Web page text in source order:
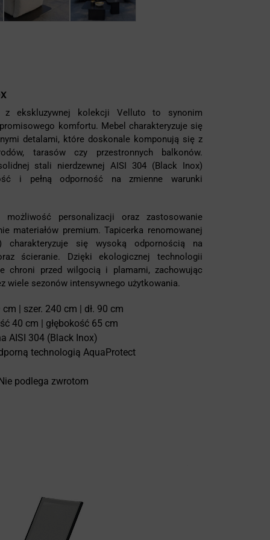
z ekskluzywnej kolekcji Velluto to synonim
komfortu. Mebel charakteryzuje się
detalami, które doskonale komponują się z
tarasów czy przestronnych balkonów.
stali nierdzewnej AISI 304 (Black Inox)
i pełną odporność na zmienne warunki
personalizacji oraz zastosowanie
materiałów premium. Tapicerka renomowanej
charakteryzuje się wysoką odpornością na
ścieranie. Dzięki ekologicznej technologii
chroni przed wilgocią i plamami, zachowując
wiele sezonów intensywnego użytkowania.
| szer. 240 cm | dł. 90 cm
40 cm | głębokość 65 cm
AISI 304 (Black Inox)
technologią AquaProtect
podlega zwrotom